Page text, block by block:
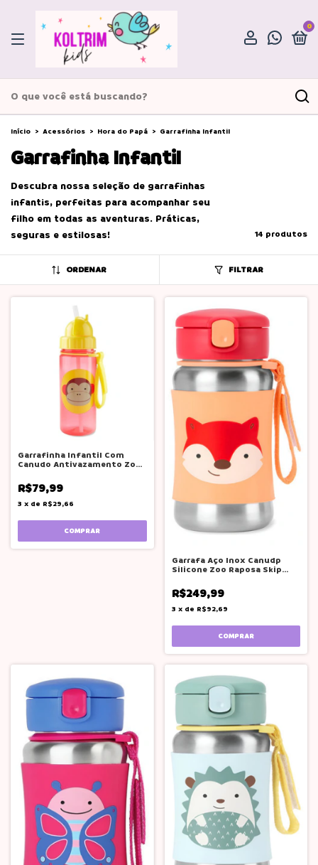
0
Início > Acessórios > Hora do Papá > Garrafinha Infantil
Garrafinha Infantil
Descubra nossa seleção de garrafinhas
infantis, perfeitas para acompanhar seu
filho em todas as aventuras. Práticas,
seguras e estilosas!
14 produtos
ORDENAR FILTRAR
Garrafinha Infantil Com
Canudo Antivazamento Zoo
R$79,99
3 x de R$29,66
Garrafa Aço Inox Canudp
Silicone Zoo Raposa Skip
R$249,99
3 x de R$92,69